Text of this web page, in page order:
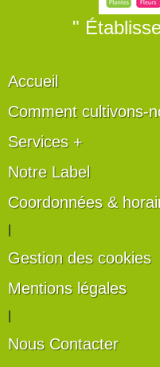
"
Accueil
Comment cultivons-
Services +
Notre Label
Coordonnées &
Gestion des cookies
Mentions légales
Nous Contacter